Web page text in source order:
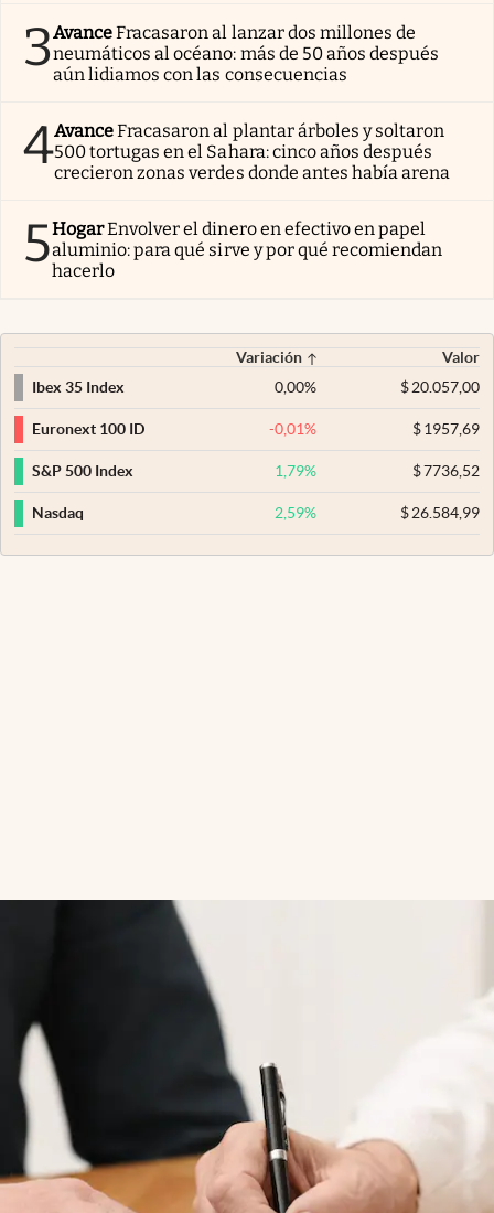
3AvanceFracasaron al lanzar dos millones de
neumáticos al océano: más de 50 años después
aún lidiamos con las consecuencias
4AvanceFracasaron al plantar árboles y soltaron
500 tortugas en el Sahara: cinco años después
crecieron zonas verdes donde antes había arena
5HogarEnvolver el dinero en efectivo en papel
aluminio: para qué sirve y por qué recomiendan
hacerlo
Variación
Valor
Ibex 35 Index
0,00% $20.057,00
Euronext 100 ID -0,01% $1957,69
S&P 500 Index 1,79% $7736,52
Nasdaq 2,59% $26.584,99